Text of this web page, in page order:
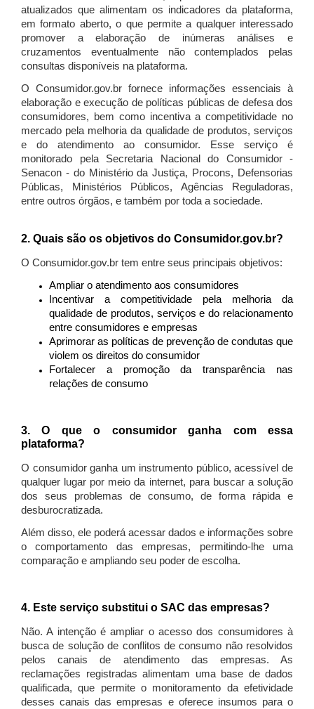
atualizados que alimentam os indicadores da plataforma,
em formato aberto, o que permite a qualquer interessado
promover a elaboração de inúmeras análises e
cruzamentos eventualmente não contemplados pelas
consultas disponíveis na plataforma.
O Consumidor.gov.br fornece informações essenciais à
elaboração e execução de políticas públicas de defesa dos
consumidores, bem como incentiva a competitividade no
mercado pela melhoria da qualidade de produtos, serviços
e do atendimento ao consumidor. Esse serviço é
monitorado pela Secretaria Nacional do Consumidor -
Senacon - do Ministério da Justiça, Procons, Defensorias
Públicas, Ministérios Públicos, Agências Reguladoras,
entre outros órgãos, e também por toda a sociedade.
2. Quais são os objetivos do Consumidor.gov.br?
O Consumidor.gov.br tem entre seus principais objetivos:
Ampliar o atendimento aos consumidores
Incentivar a competitividade pela melhoria da
qualidade de produtos, serviços e do relacionamento
entre consumidores e empresas
Aprimorar as políticas de prevenção de condutas que
violem os direitos do consumidor
Fortalecer a promoção da transparência nas
relações de consumo
3. O que o consumidor ganha com essa
plataforma?
O consumidor ganha um instrumento público, acessível de
qualquer lugar por meio da internet, para buscar a solução
dos seus problemas de consumo, de forma rápida e
desburocratizada.
Além disso, ele poderá acessar dados e informações sobre
o comportamento das empresas, permitindo-lhe uma
comparação e ampliando seu poder de escolha.
4. Este serviço substitui o SAC das empresas?
Não. A intenção é ampliar o acesso dos consumidores à
busca de solução de conflitos de consumo não resolvidos
pelos canais de atendimento das empresas. As
reclamações registradas alimentam uma base de dados
qualificada, que permite o monitoramento da efetividade
desses canais das empresas e oferece insumos para o